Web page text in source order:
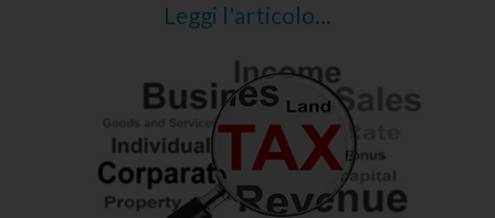
Leggi l'articolo...